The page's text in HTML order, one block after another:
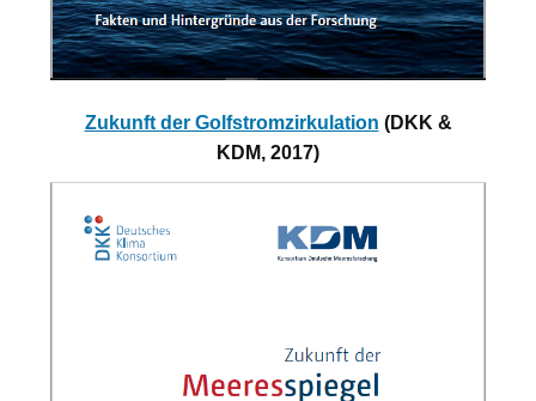
Zukunft der Golfstromzirkulation (DKK &
KDM, 2017)